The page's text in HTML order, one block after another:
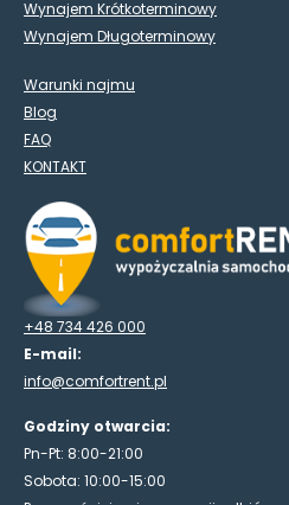
Wynajem Krótkoterminowy
Wynajem Długoterminowy
Warunki najmu
Blog
FAQ
KONTAKT
+48 734 426 000
E-mail:
info@comfortrent.pl
Godziny otwarcia:
Pn-Pt: 8:00-21:00
Sobota: 10:00-15:00